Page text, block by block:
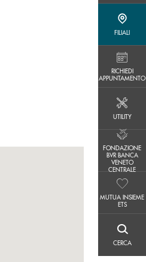
FILIALI
RICHIEDI
APPUNTAMENTO
UTILITY
FONDAZIONE
BVR BANCA
VENETO
CENTRALE
CENTRALE
MUTUA INSIEME
ETS
CERCA